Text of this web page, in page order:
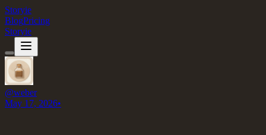
Storyie
BlogPricing
Storyie
@weber
May 17, 2026•